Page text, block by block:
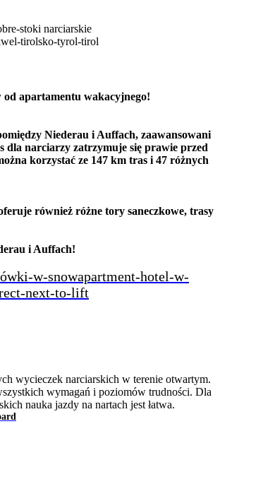
apartamentu wakacyjnego!
Niederau i Auffach, zaawansowani
dla narciarzy zatrzymuje się prawie przed
korzystać ze 147 km tras i 47 różnych
również różne tory saneczkowe, trasy
i Auffach!
wycieczek narciarskich w terenie otwartym.
wymagań i poziomów trudności. Dla
nauka jazdy na nartach jest łatwa.